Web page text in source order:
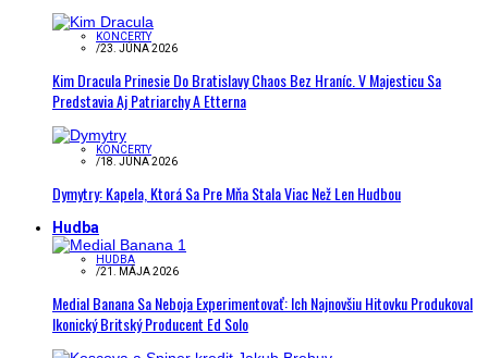
KONCERTY
/23. JÚNA 2026
Kim Dracula Prinesie Do Bratislavy Chaos Bez Hraníc. V Majesticu Sa
Predstavia Aj Patriarchy A Etterna
KONCERTY
/18. JÚNA 2026
Dymytry: Kapela, Ktorá Sa Pre Mňa Stala Viac Než Len Hudbou
Hudba
HUDBA
/21. MÁJA 2026
Medial Banana Sa Neboja Experimentovať: Ich Najnovšiu Hitovku Produkoval
Ikonický Britský Producent Ed Solo